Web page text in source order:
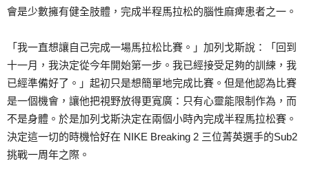
會是少數擁有健全肢體，完成半程馬拉松的腦性麻痺患者之一。
「我一直想讓自己完成一場馬拉松比賽。」加列戈斯說：「回到
十一月，我決定從今年開始第一步。我已經接受足夠的訓練，我
已經準備好了。」起初只是想簡單地完成比賽。但是他認為比賽
是一個機會，讓他把視野放得更寬廣：只有心靈能限制作為，而
不是身體。於是加列戈斯決定在兩個小時內完成半程馬拉松賽。
決定這一切的時機恰好在 NIKE Breaking 2 三位菁英選手的Sub2
挑戰一周年之際。